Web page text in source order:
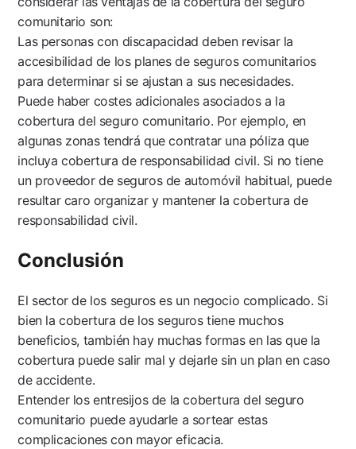
comunitario son:
Las personas con discapacidad deben revisar la
accesibilidad de los planes de seguros comunitarios
para determinar si se ajustan a sus necesidades.
Puede haber costes adicionales asociados a la
cobertura del seguro comunitario. Por ejemplo, en
algunas zonas tendrá que contratar una póliza que
incluya cobertura de responsabilidad civil. Si no tiene
un proveedor de seguros de automóvil habitual, puede
resultar caro organizar y mantener la cobertura de
responsabilidad civil.
Conclusión
El sector de los seguros es un negocio complicado. Si
bien la cobertura de los seguros tiene muchos
beneficios, también hay muchas formas en las que la
cobertura puede salir mal y dejarle sin un plan en caso
de accidente.
Entender los entresijos de la cobertura del seguro
comunitario puede ayudarle a sortear estas
complicaciones con mayor eficacia.